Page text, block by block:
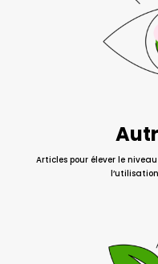
Articles pour élever le